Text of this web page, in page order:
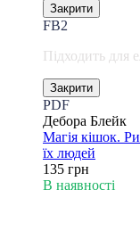
Закрити
FB2
Підходить для
Закрити
PDF
Дебора Блейк
Магія кішок.
їх людей
135 грн
В наявності